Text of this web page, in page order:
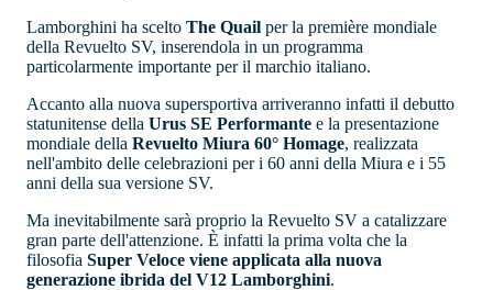
Lamborghini ha scelto The Quail per la première mondiale
della Revuelto SV, inserendola in un programma
particolarmente importante per il marchio italiano.
Accanto alla nuova supersportiva arriveranno infatti il debutto
statunitense della Urus SE Performante e la presentazione
mondiale della Revuelto Miura 60° Homage, realizzata
nell'ambito delle celebrazioni per i 60 anni della Miura e i 55
anni della sua versione SV.
Ma inevitabilmente sarà proprio la Revuelto SV a catalizzare
gran parte dell'attenzione. È infatti la prima volta che la
filosofia Super Veloce viene applicata alla nuova
generazione ibrida del V12 Lamborghini.